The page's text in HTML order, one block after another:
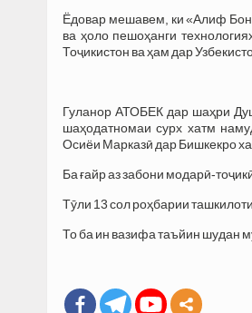
Ёдовар мешавем, ки «Алиф
ва ҳоло пешоҳанги
Тоҷикистон ва ҳам дар
Гуланор АТОБЕК дар шаҳри
шаҳодатномаи сурх хатм
Осиёи Марказӣ дар Бишкекро
Ба ғайр аз забони модарӣ-
Тӯли 13 сол роҳбарии
То ба ин вазифа таъйин шудан